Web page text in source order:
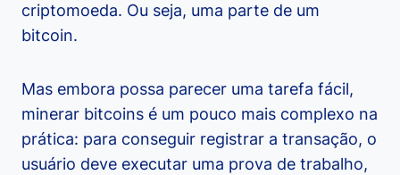
criptomoeda. Ou seja, uma parte de um
bitcoin.
Mas embora possa parecer uma tarefa fácil,
minerar bitcoins é um pouco mais complexo na
prática: para conseguir registrar a transação, o
usuário deve executar uma prova de trabalho,